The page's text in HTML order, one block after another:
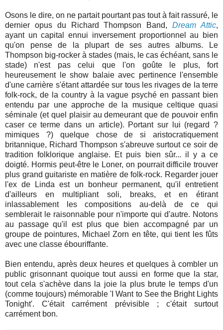
Osons le dire, on ne partait pourtant pas tout à fait rassuré, le
dernier opus du Richard Thompson Band,Dream Attic,
ayant un capital ennui inversement proportionnel au bien
qu'on pense de la plupart de ses autres albums. Le
Thompson big-rocker à stades (mais, le cas échéant, sans le
stade) n'est pas celui que l'on goûte le plus, fort
heureusement le show balaie avec pertinence l'ensemble
d'une carrière s'étant attardée sur tous les rivages de la terre
folk-rock, de la country à la vague psyché en passant bien
entendu par une approche de la musique celtique quasi
séminale (et quel plaisir au demeurant que de pouvoir enfin
caser ce terme dans un article). Portant sur lui (regard ?
mimiques ?) quelque chose de si aristocratiquement
britannique, Richard Thompson s'abreuve surtout ce soir de
tradition folklorique anglaise. Et puis bien sûr... il y a ce
doigté. Hormis peut-être le Loner, on pourrait difficile trouver
plus grand guitariste en matière de folk-rock. Regarder jouer
l'ex de Linda est un bonheur permanent, qu'il entretient
d'ailleurs en multipliant soli, breaks, et en étirant
inlassablement les compositions au-delà de ce qui
semblerait le raisonnable pour n'importe qui d'autre. Notons
au passage qu'il est plus que bien accompagné par un
groupe de pointures, Michael Zorn en tête, qui tient les fûts
avec une classe ébouriffante.
Bien entendu, après deux heures et quelques à combler un
public grisonnant quoique tout aussi en forme que la star,
tout cela s'achève dans la joie la plus brute le temps d'un
(comme toujours) mémorable 'I Want to See the Bright Lights
Tonight'. C'était carrément prévisible ; c'était surtout
carrément bon.